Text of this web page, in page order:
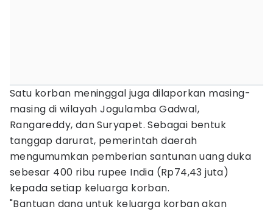
Satu korban meninggal juga dilaporkan masing-
masing di wilayah Jogulamba Gadwal,
Rangareddy, dan Suryapet. Sebagai bentuk
tanggap darurat, pemerintah daerah
mengumumkan pemberian santunan uang duka
sebesar 400 ribu rupee India (Rp74,43 juta)
kepada setiap keluarga korban.
"Bantuan dana untuk keluarga korban akan